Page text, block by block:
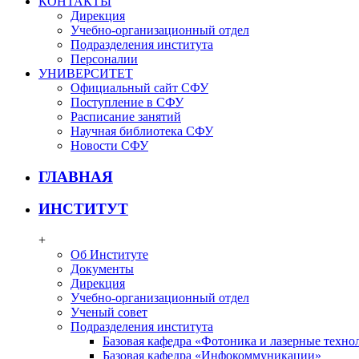
Дирекция
Учебно-организационный отдел
Подразделения института
Персоналии
УНИВЕРСИТЕТ
Официальный сайт СФУ
Поступление в СФУ
Расписание занятий
Научная библиотека СФУ
Новости СФУ
ГЛАВНАЯ
ИНСТИТУТ
+
Об Институте
Документы
Дирекция
Учебно-организационный отдел
Ученый совет
Подразделения института
Базовая кафедра «Фотоника и лазерные
Базовая кафедра «Инфокоммуникации»